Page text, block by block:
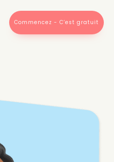
Commencez - C’est gratuit